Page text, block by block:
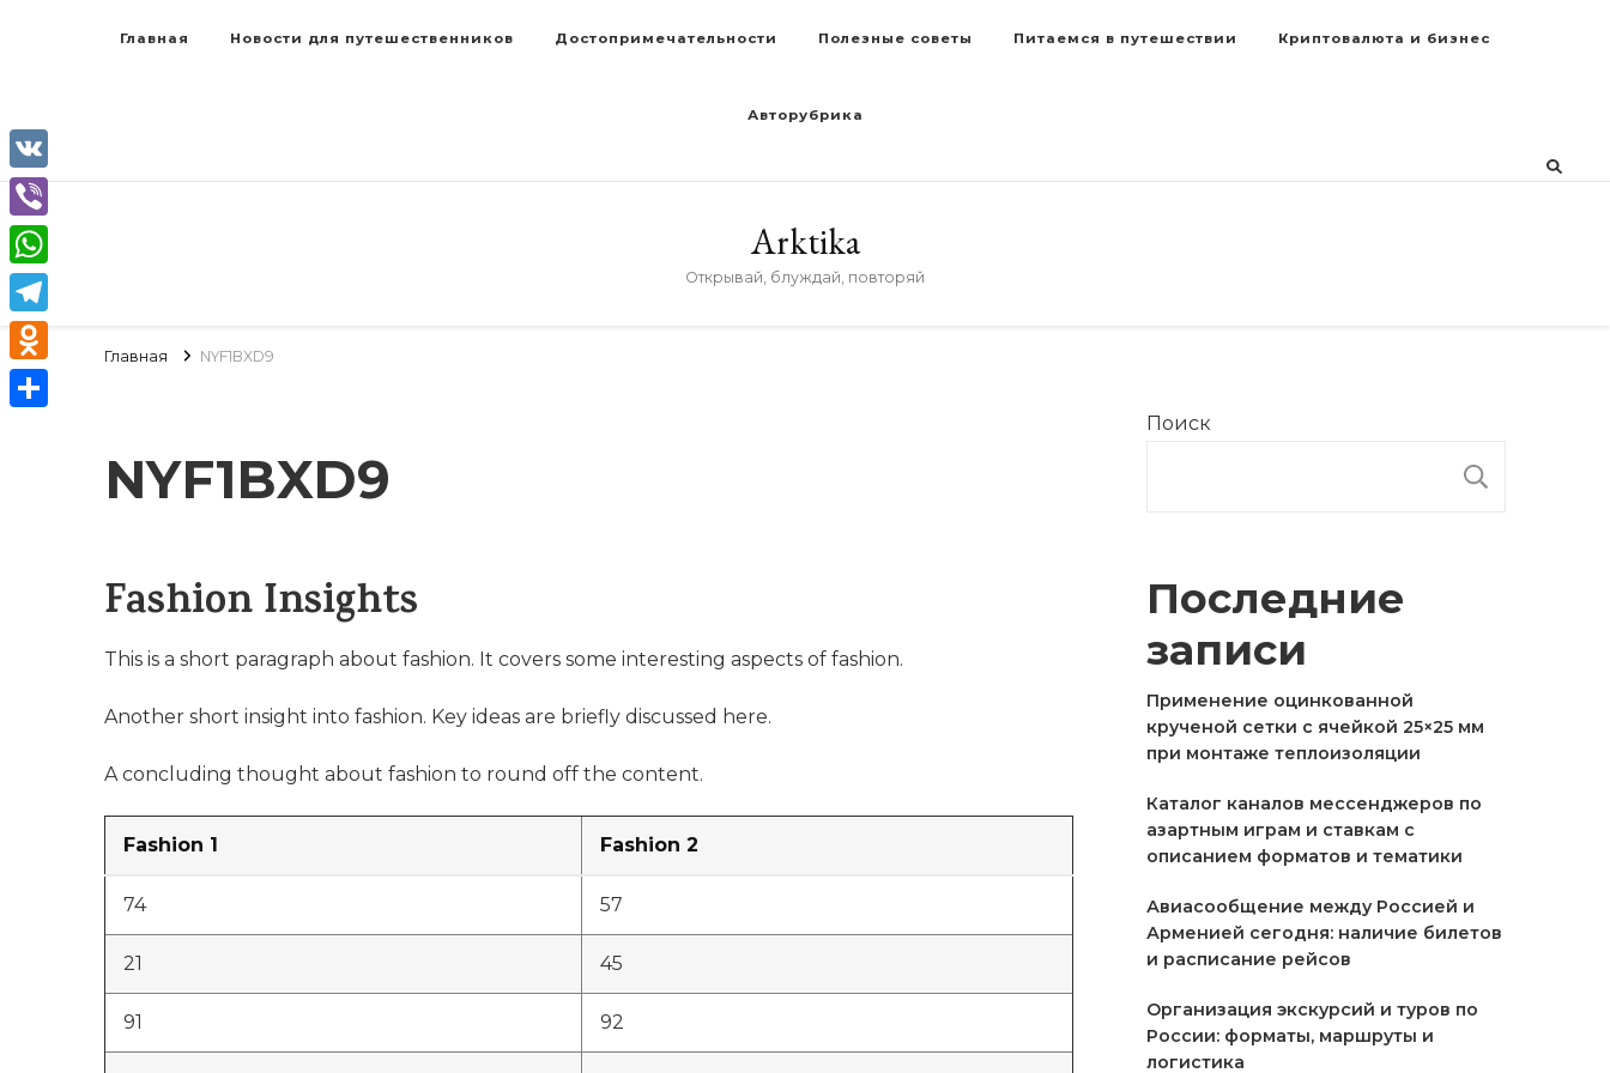
Главная Новости для путешественников Достопримечательности Полезные советы Питаемся в путешествии Криптовалюта и бизнес
Авторубрика
Arktika
Открывай, блуждай, повторяй
Главная NYF1BXD9
NYF1BXD9
Fashion Insights
This is a short paragraph about fashion. It covers some interesting aspects of fashion.
Another short insight into fashion. Key ideas are briefly discussed here.
A concluding thought about fashion to round off the content.
Fashion 1 Fashion 2
74 57
21 45
91 92
Поиск
Последние
записи
Применение оцинкованной
крученой сетки с ячейкой 25×25 мм
при монтаже теплоизоляции
Каталог каналов мессенджеров по
азартным играм и ставкам с
описанием форматов и тематики
Авиасообщение между Россией и
Арменией сегодня: наличие билетов
и расписание рейсов
Организация экскурсий и туров по
России: форматы, маршруты и
логистика
VK
Viber
WhatsApp
Telegram
Odnoklassniki